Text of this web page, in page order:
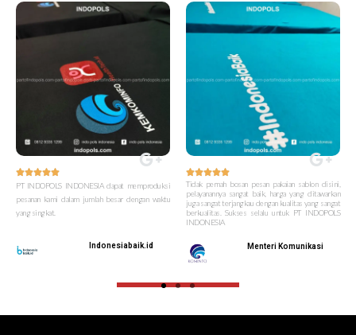

PT INDOPOLS INDONESIA dapat memproduksi
pesanan kami dalam jumlah besar dengan waktu
yang singkat.
Indonesiabaik.id

Tidak pernah bosan pesan pakaian sablon disini,
pelayanannya sangat baik, harga yang ditawarkan
juga sangat terjangkau dengan kualitas yang sangat
berkualitas. Sukses selalu untuk PT INDOPOLS
INDONESIA
Menteri Komunikasi